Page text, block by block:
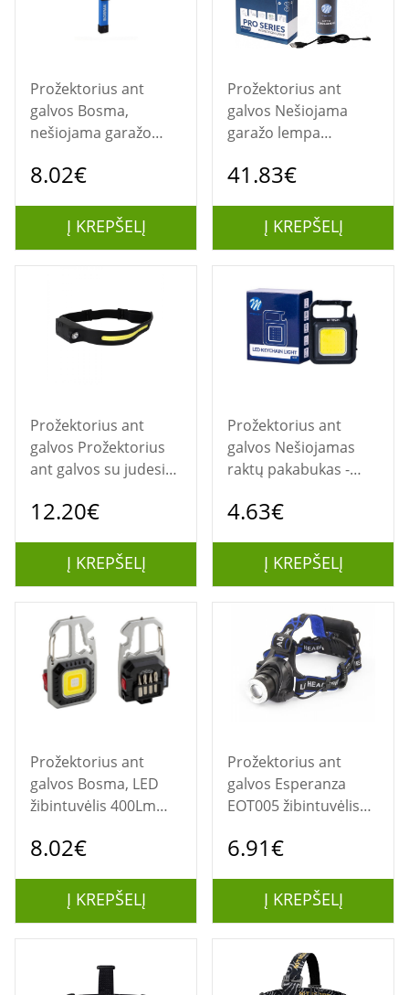
Prožektorius ant
galvos Bosma,
nešiojama garažo
8.02€
Į KREPŠELĮ
Prožektorius ant
galvos Nešiojama
garažo lempa
41.83€
Į KREPŠELĮ
Prožektorius ant
galvos Prožektorius
ant galvos su judesio
12.20€
Į KREPŠELĮ
Prožektorius ant
galvos Nešiojamas
raktų pakabukas -
4.63€
Į KREPŠELĮ
Prožektorius ant
galvos Bosma, LED
žibintuvėlis 400Lm
8.02€
Į KREPŠELĮ
Prožektorius ant
galvos Esperanza
EOT005 žibintuvėlis
galvos tvirtinamas
6.91€
Į KREPŠELĮ